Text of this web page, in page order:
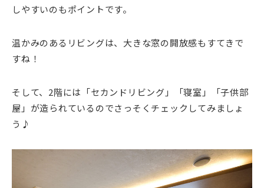
しやすいのもポイントです。
温かみのあるリビングは、大きな窓の開放感もすてきで
すね！
そして、2階には「セカンドリビング」「寝室」「子供部
屋」が造られているのでさっそくチェックしてみましょ
う♪